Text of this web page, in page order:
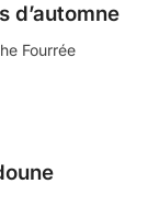
d’automne
Fourrée